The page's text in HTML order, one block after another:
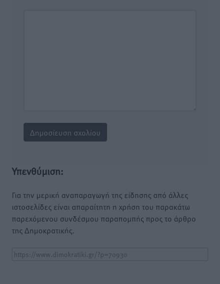
Υπενθύμιση:
Για την μερική αναπαραγωγή της είδησης από άλλες
ιστοσελίδες είναι απαραίτητη η χρήση του παρακάτω
παρεχόμενου συνδέσμου παραπομπής προς το άρθρο
της Δημοκρατικής.